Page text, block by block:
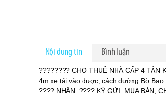
Nội dung tin Bình luận
???????? CHO THUÊ NHÀ CẤP 4
4m xe tải vào được, cách đường Bờ
???? NHẬN: ???? KÝ GỬI: MUA BÁN,